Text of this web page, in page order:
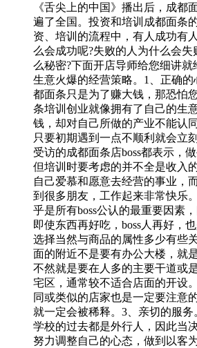
《舌尖上的中国》播出后，成都
遍了全国。投资和培训成都面条
资、培训的流程中，有人成功有
么会成功呢?失败的人为什么会失
么秘密?下面开店导师给您细讲
生意火爆的经营策略。1、正确
都面条只是为了赚大钱，那恐怕
条培训创业就像拥有了自己的生
钱，却对自己所做的产业不能认
只要初期遇到一点不顺利就会立
受访的成都面条店boss都表示，
但培训时要考虑的并不全是收入
自己爱慕和愿意去经营的事业，
到很多朋友，工作起来非常快乐
乎是所有boss公认的最重要因素
即使东西再好吃，boss人再好，
选择当然与商品的属性多少有些
面的附近不是要有办公大楼，就
不然就是要在人多的主要干道或
宅区，通常较不适合店面的开设
同或类似的店家也是一定要注意
就一定会被稀释。3、亲切的服务
学校的过去都是外行人，因此当
努力调整自己的心态，做到以客